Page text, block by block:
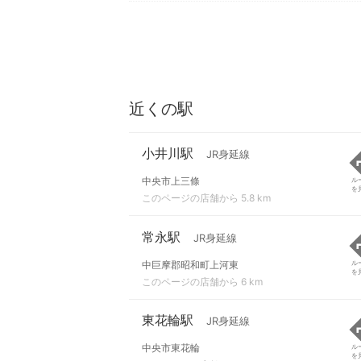
近くの駅
小井川駅 JR身延線
中央市上三條
このページの店舗から 5.8 km
ル
を
常永駅 JR身延線
中巨摩郡昭和町上河東
このページの店舗から 6 km
ル
を
東花輪駅 JR身延線
中央市東花輪
ル
を